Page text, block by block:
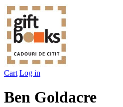
Cart Log in
Ben Goldacre